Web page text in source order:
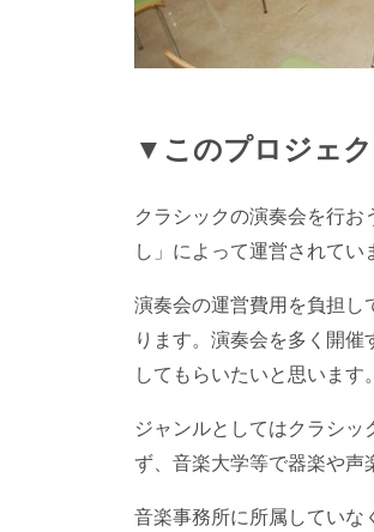
▼このプロジェ
クラシックの演奏会を行
し」によって運営されてい
演奏会の運営費用を負担
ります。演奏会を多く開
してもらいたいと思います
ジャンルとしてはクラシ
ず、音楽大学等で器楽や声
音楽事務所に所属していな